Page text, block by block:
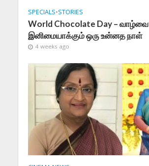
SPECIALS•STORIES
World Chocolate Day – வாழ்வை
இனிமையாக்கும் ஒரு உன்னத நாள்
4 weeks ago